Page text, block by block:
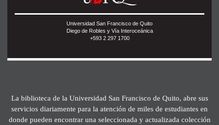
Universidad San Francisco de Quito
Diego de Robles y Vía Interoceánica
+593 2 297 1700
La biblioteca de la Universidad San Francisco de Quito, abre sus
servicios diariamente para la atención de miles de estudiantes en
donde pueden encontrar una seleccionada y actualizada colección